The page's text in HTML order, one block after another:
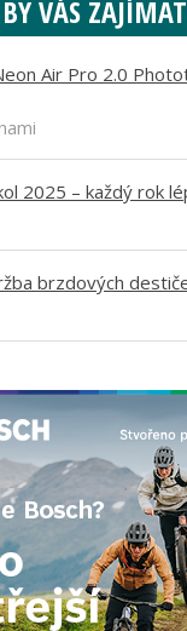
VÁS ZAJÍMAT
Air Pro 2.0
2025 – každý rok
brzdových